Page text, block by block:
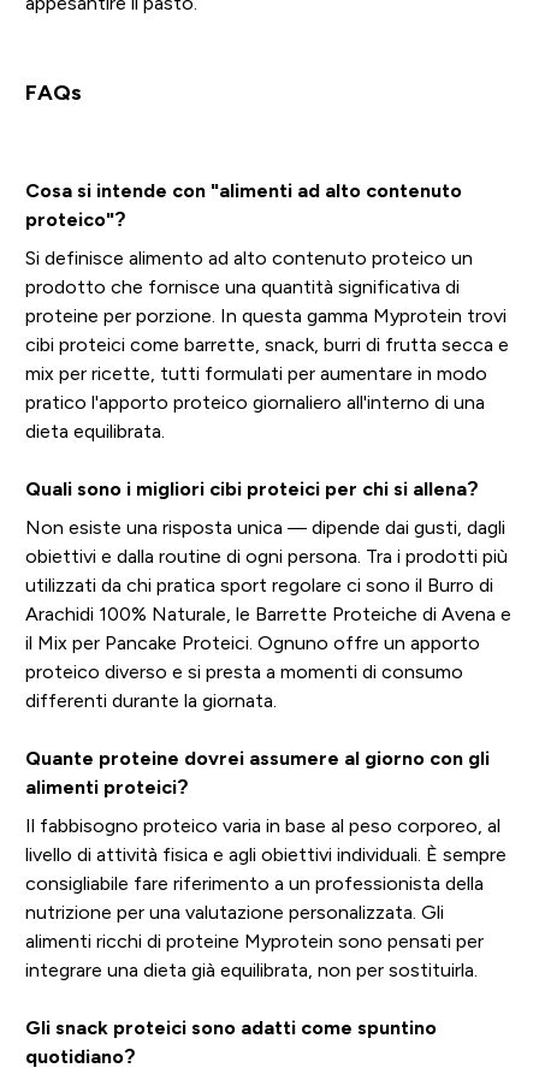
FAQs
Cosa si intende con "alimenti ad alto contenuto
proteico"?
Si definisce alimento ad alto contenuto proteico un
prodotto che fornisce una quantità significativa di
proteine per porzione. In questa gamma Myprotein trovi
cibi proteici come barrette, snack, burri di frutta secca e
mix per ricette, tutti formulati per aumentare in modo
pratico l'apporto proteico giornaliero all'interno di una
dieta equilibrata.
Quali sono i migliori cibi proteici per chi si allena?
Non esiste una risposta unica — dipende dai gusti, dagli
obiettivi e dalla routine di ogni persona. Tra i prodotti più
utilizzati da chi pratica sport regolare ci sono il Burro di
Arachidi 100% Naturale, le Barrette Proteiche di Avena e
il Mix per Pancake Proteici. Ognuno offre un apporto
proteico diverso e si presta a momenti di consumo
differenti durante la giornata.
Quante proteine dovrei assumere al giorno con gli
alimenti proteici?
Il fabbisogno proteico varia in base al peso corporeo, al
livello di attività fisica e agli obiettivi individuali. È sempre
consigliabile fare riferimento a un professionista della
nutrizione per una valutazione personalizzata. Gli
alimenti ricchi di proteine Myprotein sono pensati per
integrare una dieta già equilibrata, non per sostituirla.
Gli snack proteici sono adatti come spuntino
quotidiano?